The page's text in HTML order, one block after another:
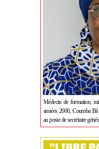
Médecin de formation,
années 2000, Coumba
au poste de secrétaire